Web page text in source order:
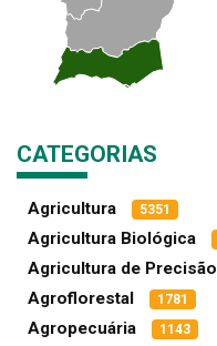
CATEGORIAS
Agricultura 5351
Agricultura Biológica
Agricultura de Precisão
Agroflorestal 1781
Agropecuária 1143